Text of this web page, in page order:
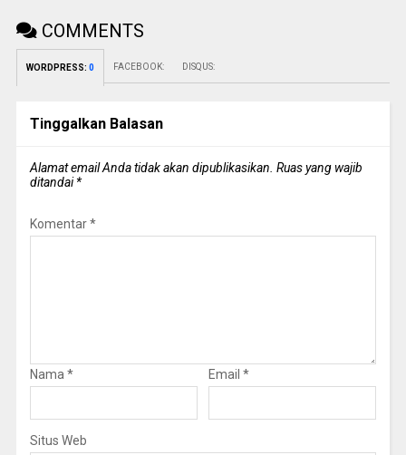
COMMENTS
WORDPRESS: 0 FACEBOOK: DISQUS:
Tinggalkan Balasan
Alamat email Anda tidak akan dipublikasikan. Ruas yang wajib
ditandai*
Komentar*
Nama * Email *
Situs Web